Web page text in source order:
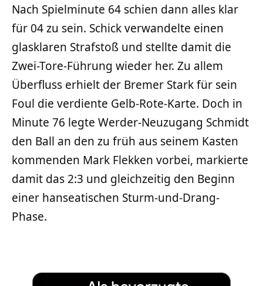
Nach Spielminute 64 schien dann alles klar
für 04 zu sein. Schick verwandelte einen
glasklaren Strafstoß und stellte damit die
Zwei-Tore-Führung wieder her. Zu allem
Überfluss erhielt der Bremer Stark für sein
Foul die verdiente Gelb-Rote-Karte. Doch in
Minute 76 legte Werder-Neuzugang Schmidt
den Ball an den zu früh aus seinem Kasten
kommenden Mark Flekken vorbei, markierte
damit das 2:3 und gleichzeitig den Beginn
einer hanseatischen Sturm-und-Drang-
Phase.